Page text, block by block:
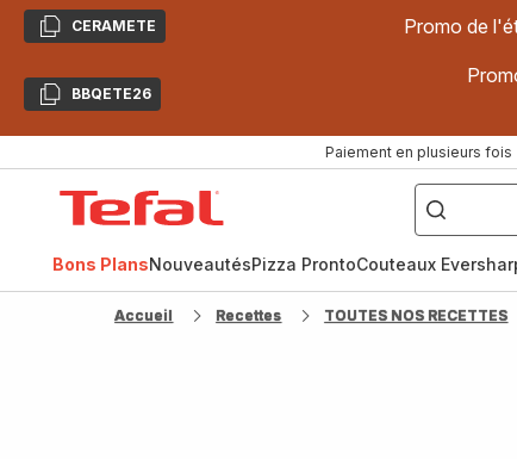
CopierCERAMETE Promo de
CopierBBQETE26
Paiement en plusieurs fois
["Poêles
inox,
Cake
Factory,
Bons PlansNouveautésPizza ProntoCouteaux
Accueil Recettes TOUTES NOS RECETTES